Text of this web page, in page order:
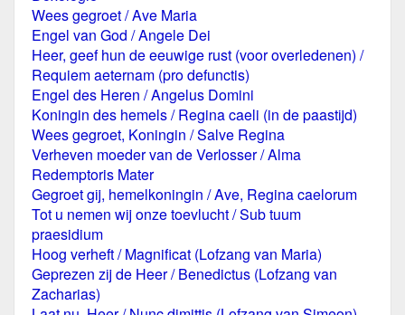
Wees gegroet / Ave Maria
Engel van God / Angele Dei
Heer, geef hun de eeuwige rust (voor overledenen) /
Requiem aeternam (pro defunctis)
Engel des Heren / Angelus Domini
Koningin des hemels / Regina caeli (in de paastijd)
Wees gegroet, Koningin / Salve Regina
Verheven moeder van de Verlosser / Alma
Redemptoris Mater
Gegroet gij, hemelkoningin / Ave, Regina caelorum
Tot u nemen wij onze toevlucht / Sub tuum
praesidium
Hoog verheft / Magnificat (Lofzang van Maria)
Geprezen zij de Heer / Benedictus (Lofzang van
Zacharias)